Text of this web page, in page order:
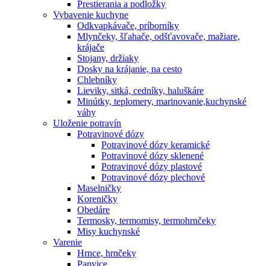
Prestierania a podložky
Vybavenie kuchyne
Odkvapkávače, príborníky
Mlynčeky, šľahače, odšťavovače, mažiare,
krájače
Stojany, držiaky
Dosky na krájanie, na cesto
Chlebníky
Lieviky, sitká, cedníky, haluškáre
Minútky, teplomery, marinovanie,kuchynské
váhy
Uloženie potravín
Potravinové dózy
Potravinové dózy keramické
Potravinové dózy sklenené
Potravinové dózy plastové
Potravinové dózy plechové
Maselničky
Koreničky
Obedáre
Termosky, termomisy, termohrnčeky
Misy kuchynské
Varenie
Hrnce, hrnčeky
Panvice